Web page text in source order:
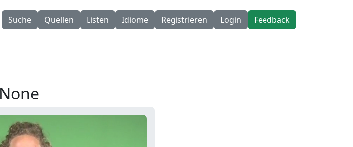
Suche Quellen Listen Idiome Registrieren Login Feedback
None